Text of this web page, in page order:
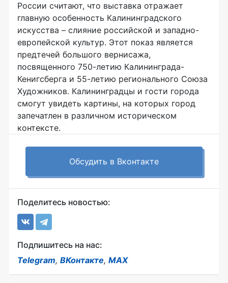
России считают, что выставка отражает
главную особенность Калининградского
искусства – слияние российской и западно-
европейской культур. Этот показ является
предтечей большого вернисажа,
посвященного 750-летию Калининграда-
Кенигсберга и 55-летию регионального Союза
Художников. Калининградцы и гости города
смогут увидеть картины, на которых город
запечатлен в различном историческом
контексте.
Обсудить в Вконтакте
Поделитесь новостью:
Подпишитесь на нас:
Telegram, ВКонтакте, MAX